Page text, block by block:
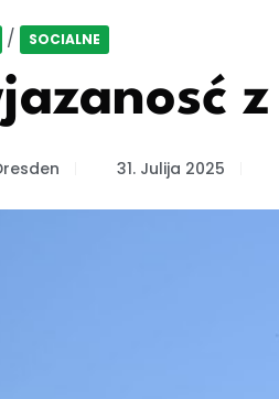
/ SOCIALNE
31. Julija 2025